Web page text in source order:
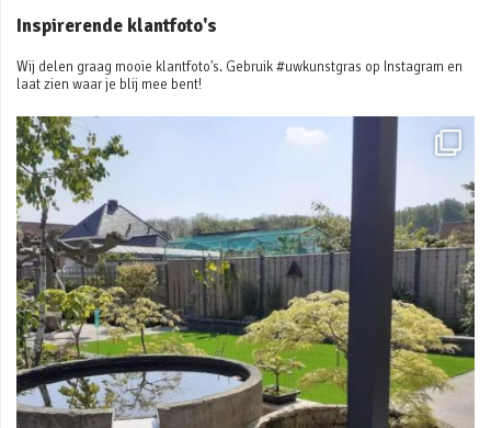
Inspirerende klantfoto's
Wij delen graag mooie klantfoto's. Gebruik #uwkunstgras op Instagram en
laat zien waar je blij mee bent!